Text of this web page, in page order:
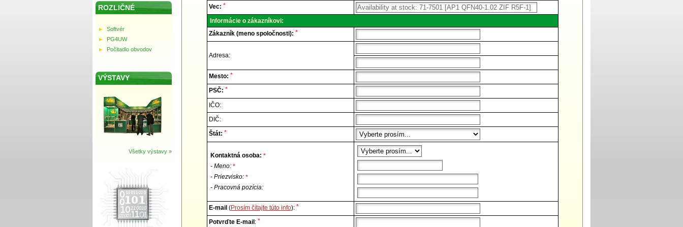
ROZLIČNÉ
Softvér
PG4UW
Počitadlo obvodov
VÝSTAVY
Všetky výstavy »
Technická
podpora.
Vec: *
Informácie o zákazníkovi:
Zákazník (meno spoločnosti): *
Adresa:
Mesto: *
PSČ: *
IČO:
DIČ:
Štát: *
Kontaktná osoba: *
- Meno: *
- Priezvisko: *
- Pracovná pozícia:
E-mail (Prosím čítajte túto info): *
Potvrďte E-mail : *